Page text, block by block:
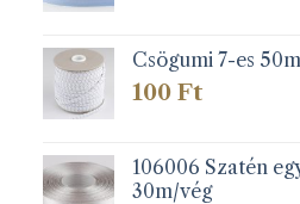
Csögumi 7-es
100 Ft
106006 Szatén
30m/vég